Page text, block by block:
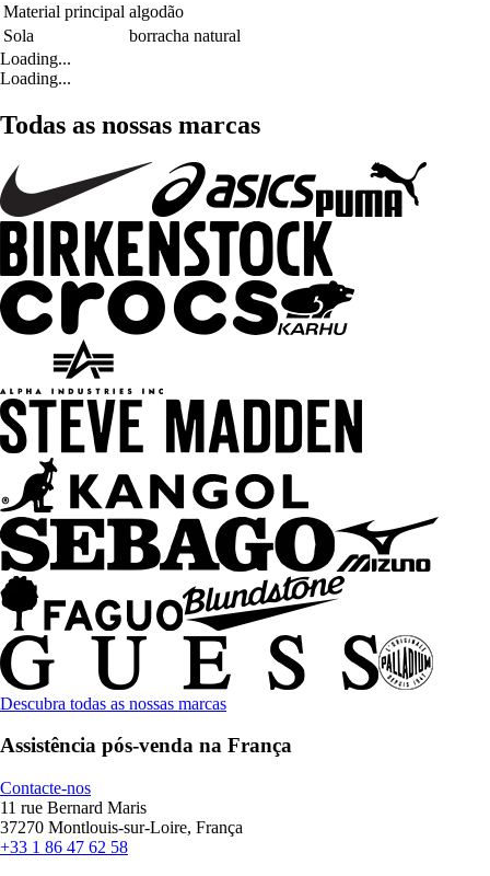
Material principal algodão
Sola
borracha natural
Loading...
Loading...
Todas as nossas marcas
Descubra todas as nossas marcas
Assistência pós-venda na França
Contacte-nos
11 rue Bernard Maris
37270 Montlouis-sur-Loire, França
+33 1 86 47 62 58